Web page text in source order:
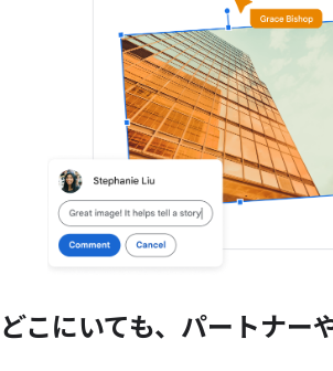
どこにいても、 パートナー